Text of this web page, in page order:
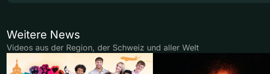
Weitere News
Videos aus der Region, der Schweiz und aller Welt